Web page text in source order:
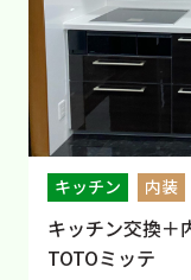
キッチン 内装
キッチン交換＋
TOTOミッテ